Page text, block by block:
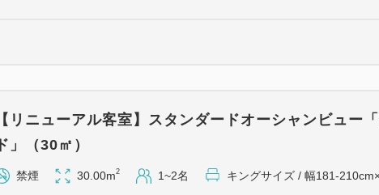
回、4連泊以上で
★3～5歳の幼児のご
【リニューアル客室】スタンダードオーシャンビュー
ド」（30㎡）
禁煙 30.00m2 1~2名 キングサイズ / 幅181-